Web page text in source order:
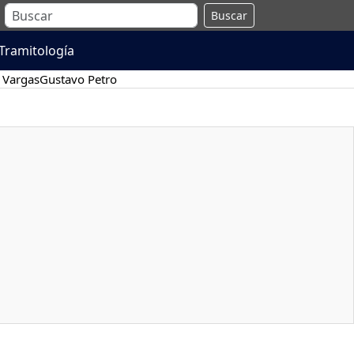
Buscar
Gustavo Petro